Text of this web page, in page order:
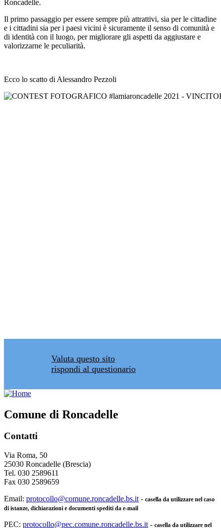
Roncadelle.
Il primo passaggio per essere sempre più attrattivi, sia per le cittadine
e i cittadini sia per i paesi vicini è sicuramente il senso di comunità e
di identità con il luogo, per migliorare gli aspetti da aggiustare e
valorizzarne le peculiarità.
Ecco lo scatto di Alessandro Pezzoli
Valuta questo sito
rispondi al questionario
Comune di Roncadelle
Contatti
Via Roma, 50
25030 Roncadelle (Brescia)
Tel. 030 2589611
Fax 030 2589659
Email: protocollo@comune.roncadelle.bs.it - casella da utilizzare nel caso
di istanze, dichiarazioni e documenti spediti da e-mail
PEC: protocollo@pec.comune.roncadelle.bs.it - casella da utilizzare nel